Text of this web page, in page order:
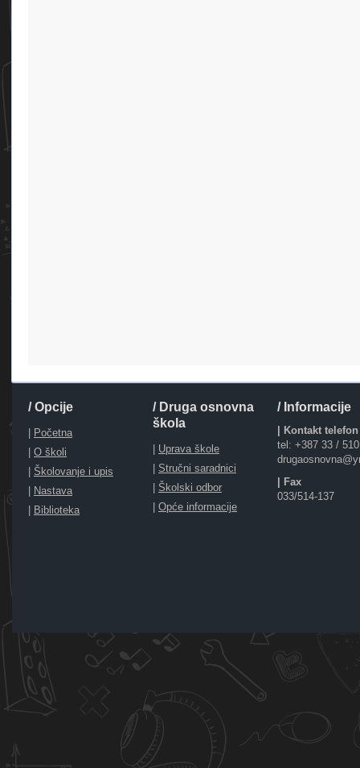
/ Opcije
| Početna
| O školi
| Školovanje i upis
| Nastava
| Biblioteka
/ Druga osnovna
škola
| Uprava škole
| Stručni saradnici
| Školski odbor
| Opće informacije
/ Informacije
| Kontakt telefon
tel: +387 33 /
| Fax
033/514-137